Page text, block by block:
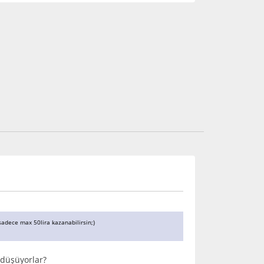
max 50lira kazanabilirsin;)